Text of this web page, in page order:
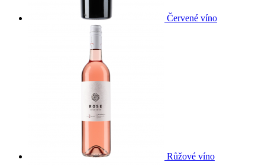
Červené víno
Růžové víno